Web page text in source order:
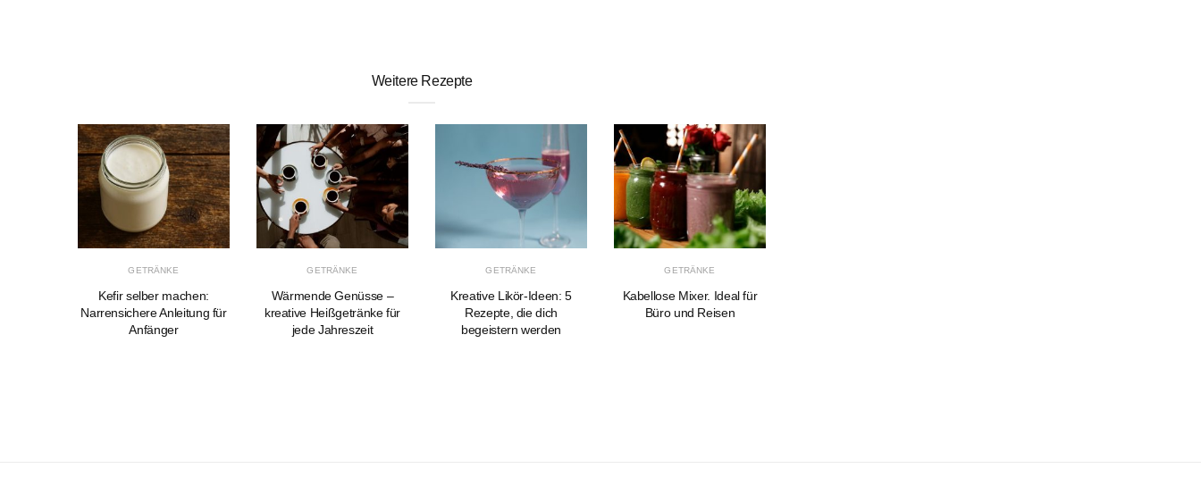
Weitere Rezepte
GETRÄNKE
Kefir selber machen:
Narrensichere Anleitung für
Anfänger
GETRÄNKE
Wärmende Genüsse –
kreative Heißgetränke für
jede Jahreszeit
GETRÄNKE
Kreative Likör-Ideen: 5
Rezepte, die dich
begeistern werden
GETRÄNKE
Kabellose Mixer. Ideal für
Büro und Reisen